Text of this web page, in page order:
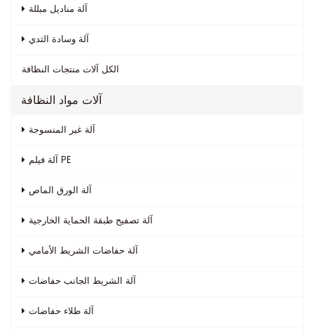
آلة مناديل مبللة
آلة وسادة الثدي
الكل آلات منتجات النظافة
آلات مواد النظافة
آلة غير المنسوجة
آلة فيلم PE
آلة الورق الماص
آلة تصفيح طبقة الحماية الخارجية
آلة حفاضات الشريط الأمامي
آلة الشريط الجانب حفاضات
آلة طلاء حفاضات